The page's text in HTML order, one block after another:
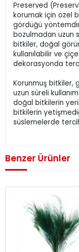
Preserved
korumak için özel
gördüğü
bozulmadan uzun
bitkiler, doğal
kullanılabilir ve
dekorasyonda
Korunmuş bitkiler,
uzun süreli
doğal bitkilerin
bitkilerin
süslemelerde
Benzer Ürünler